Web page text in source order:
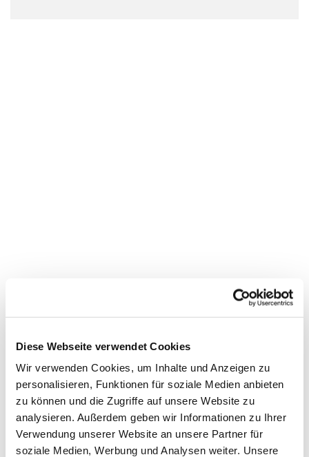
Diese Webseite verwendet Cookies
Wir verwenden Cookies, um Inhalte und Anzeigen zu
personalisieren, Funktionen für soziale Medien anbieten
zu können und die Zugriffe auf unsere Website zu
analysieren. Außerdem geben wir Informationen zu Ihrer
Verwendung unserer Website an unsere Partner für
soziale Medien, Werbung und Analysen weiter. Unsere
interessieren